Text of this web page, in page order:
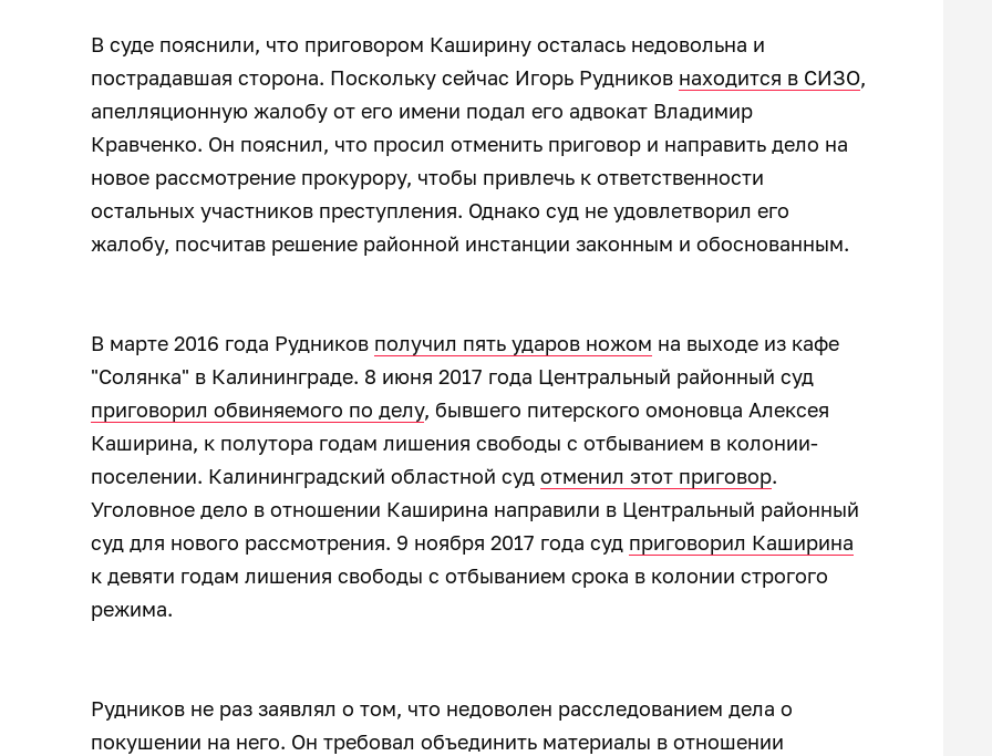
В суде пояснили, что приговором Каширину осталась недовольна и
пострадавшая сторона. Поскольку сейчас Игорь Рудников находится в СИЗО,
апелляционную жалобу от его имени подал его адвокат Владимир
Кравченко. Он пояснил, что просил отменить приговор и направить дело на
новое рассмотрение прокурору, чтобы привлечь к ответственности
остальных участников преступления. Однако суд не удовлетворил его
жалобу, посчитав решение районной инстанции законным и обоснованным.
В марте 2016 года Рудников получил пять ударов ножом на выходе из кафе
"Солянка" в Калининграде. 8 июня 2017 года Центральный районный суд
приговорил обвиняемого по делу, бывшего питерского омоновца Алексея
Каширина, к полутора годам лишения свободы с отбыванием в колонии-
поселении. Калининградский областной суд отменил этот приговор.
Уголовное дело в отношении Каширина направили в Центральный районный
суд для нового рассмотрения. 9 ноября 2017 года суд приговорил Каширина
к девяти годам лишения свободы с отбыванием срока в колонии строгого
режима.
Рудников не раз заявлял о том, что недоволен расследованием дела о
покушении на него. Он требовал объединить материалы в отношении